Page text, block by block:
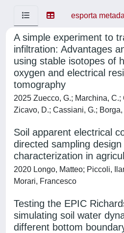
esporta
A simple experiment to
infiltration: Advantages
using stable isotopes of
oxygen and electrical
tomography
2025 Zuecco, G.; Marchina,
Zicavo, D.; Cassiani, G.; Borga,
Soil apparent electrical
directed sampling design
characterization in
2020 Longo, Matteo; Piccoli,
Morari, Francesco
Testing the EPIC
simulating soil water
different bottom